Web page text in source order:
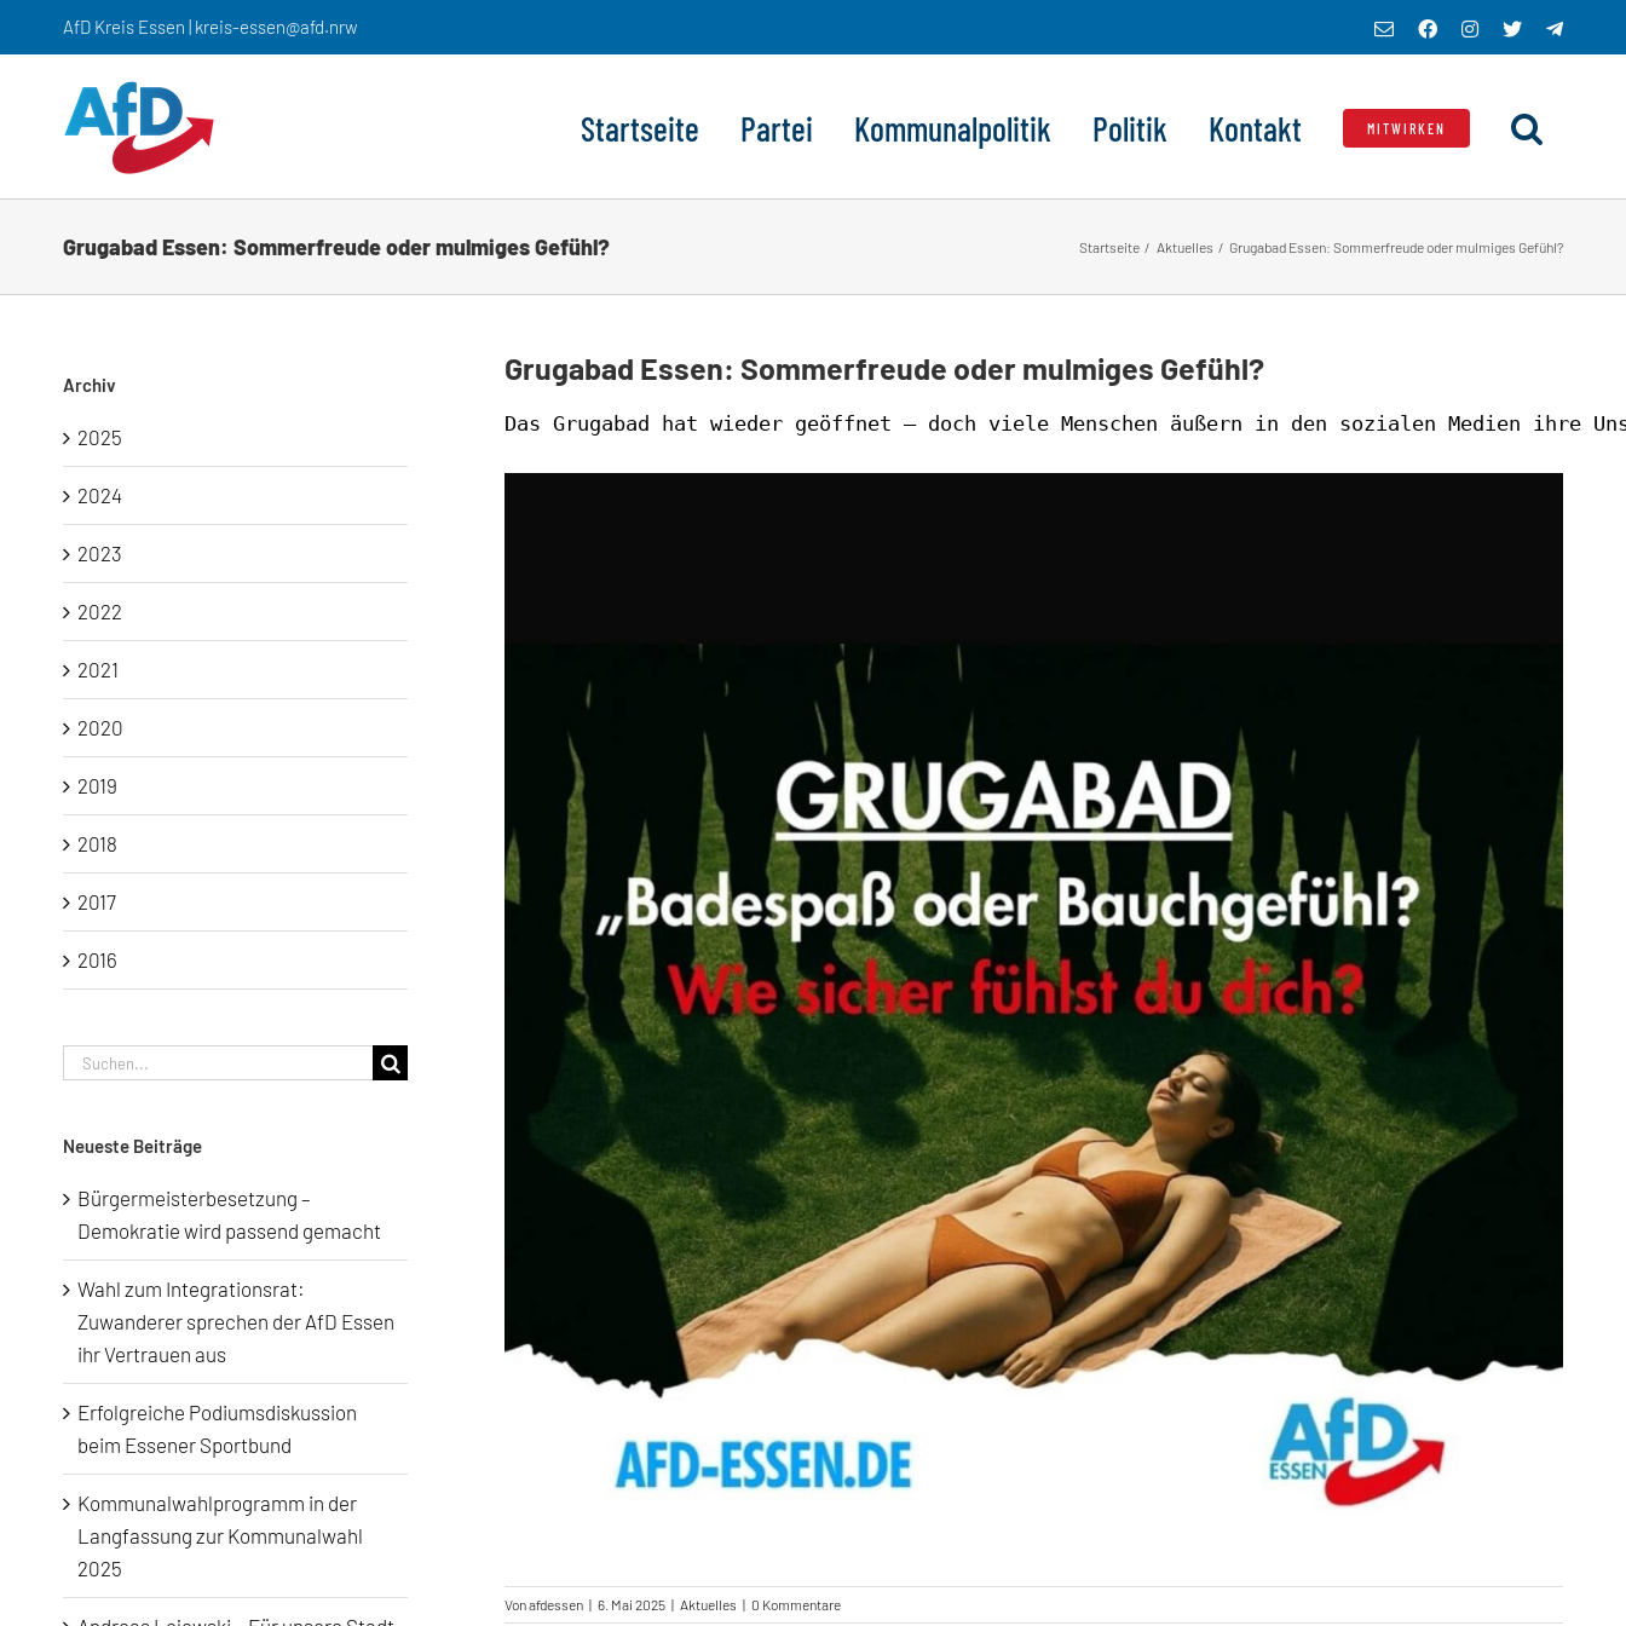
AfD Kreis Essen | kreis-essen@afd.nrw
E-
FacebookInstagram
X
Startseite Partei Kommunalpolitik Politik Kontakt MITWIRKEN
Grugabad Essen: Sommerfreude oder mulmiges Gefühl? Startseite Aktuelles Grugabad Essen: Sommerfreude oder mulmiges Gefühl?
Grugabad Essen: Sommerfreude oder mulmiges Gefühl?
Das Grugabad hat wieder geöffnet – doch viele Menschen äußern in den sozialen Medien
Vonafdessen | 6. Mai 2025 | Aktuelles | 0 Kommentare
Archiv
2025
2024
2023
2022
2021
2020
2019
2018
2017
2016
Suche
Neueste Beiträge
Bürgermeisterbesetzung –
Demokratie wird passend gemacht
Wahl zum Integrationsrat:
Zuwanderer sprechen der AfD Essen
ihr Vertrauen aus
Erfolgreiche Podiumsdiskussion
beim Essener Sportbund
Kommunalwahlprogramm in der
Langfassung zur Kommunalwahl
2025